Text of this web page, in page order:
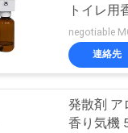
トイレ用
ザーマシ
negotiable
連絡先
発散剤 ア
香り気機